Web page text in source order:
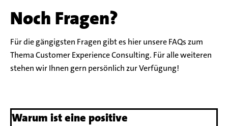
Noch Fragen?
Für die gängigsten Fragen gibt es hier unsere FAQs zum
Thema Customer Experience Consulting. Für alle weiteren
stehen wir Ihnen gern persönlich zur Verfügung!
Warum ist eine positive